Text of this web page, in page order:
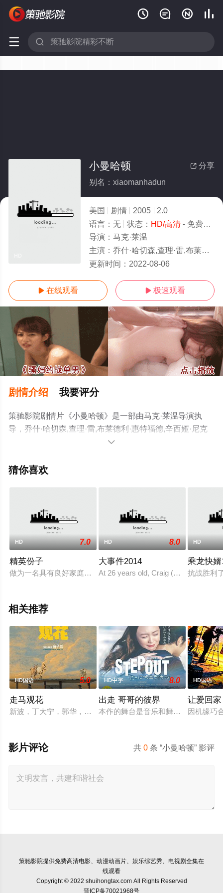
   
 
 分享
小曼哈顿
别名：xiaomanhadun
美国 剧情 2005
2.0
语言： 无 状态： HD/高清- 免费在线观看
导演： 马克·莱温
主演： 乔什·哈切森,查理·雷,布莱德利·惠特福德,辛西娅·尼克松,威利·加森,托妮·帕塔
更新时间： 2022-08-06
 在线观看  极速观看
剧情介绍 我要评分
策驰影院剧情片《小曼哈顿》是一部由马克·莱温导演执
导，乔什·哈切森,查理·雷,布莱德利·惠特福德,辛西娅·尼克
松,威利·加森,托妮·帕塔诺,乔什·帕斯,约翰·多塞特,塔利亚·巴
森,MichaelChaturantabut,ChristopherWynkoop,蒂摩西·亚
平台了解。

猜你喜欢
HD 7.0
精英份子
做为一名具有良好家庭背景、受过正统的高等教育、工作使人艳
HD 8.0
大事件2014
At 26 years old, Craig (Harry Lloyd)
HD
乘龙快婿
抗战胜利
相关推荐
HD国语 5.0
走马观花
新波，丁大宁，郭华，程一木他们毕业于同一所大学。他们和很
HD中字 8.0
出走 哥哥的彼界
本作的舞台是音乐和舞蹈融入生活的
HD国语
让爱回家
因机缘巧
共0 条 “小曼哈顿” 影评
影片评论
策驰影院提供免费高清电影、动漫动画片、娱乐综艺秀、电视剧全集在
线观看
Copyright © 2022 shuihongtax.com All Rights Reserved
晋ICP备70021968号